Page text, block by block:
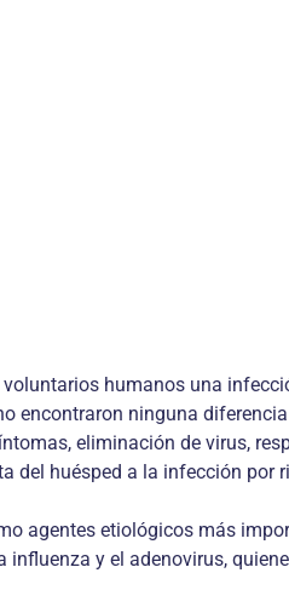
humanos una
encontraron ninguna
eliminación de virus,
del huésped a la infección por
agentes etiológicos más
influenza y el adenovirus,